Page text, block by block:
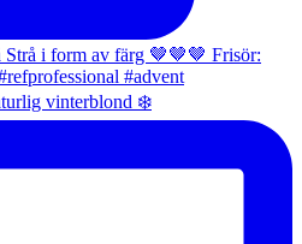
vinterblond ❄️